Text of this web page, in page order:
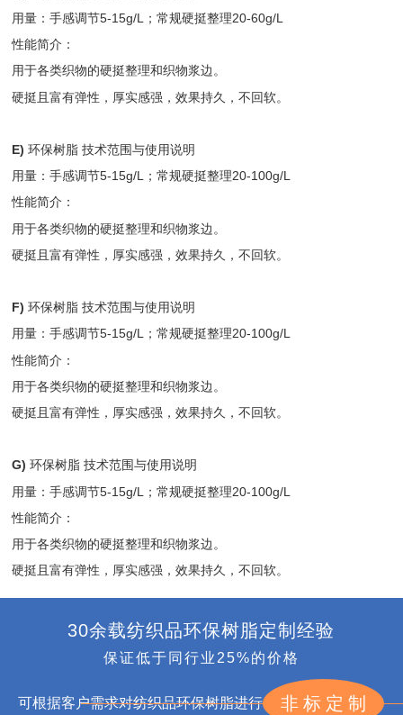
用量：手感调节5-15g/L；常规硬挺整理20-60g/L
性能简介：
用于各类织物的硬挺整理和织物浆边。
硬挺且富有弹性，厚实感强，效果持久，不回软。
E)环保树脂 技术范围与使用说明
用量：手感调节5-15g/L；常规硬挺整理20-100g/L
性能简介：
用于各类织物的硬挺整理和织物浆边。
硬挺且富有弹性，厚实感强，效果持久，不回软。
F) 环保树脂 技术范围与使用说明
用量：手感调节5-15g/L；常规硬挺整理20-100g/L
性能简介：
用于各类织物的硬挺整理和织物浆边。
硬挺且富有弹性，厚实感强，效果持久，不回软。
G)环保树脂 技术范围与使用说明
用量：手感调节5-15g/L；常规硬挺整理20-100g/L
性能简介：
用于各类织物的硬挺整理和织物浆边。
硬挺且富有弹性，厚实感强，效果持久，不回软。
30余载纺织品环保树脂定制经验
保证低于同行业25%的价格
可根据客户需求对纺织品环保树脂进行 非标定制